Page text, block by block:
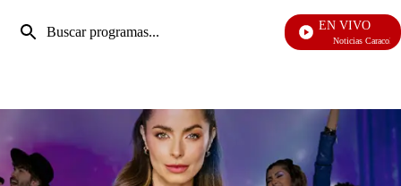
Entrada
de
EN VIVO
Noticias Caracol